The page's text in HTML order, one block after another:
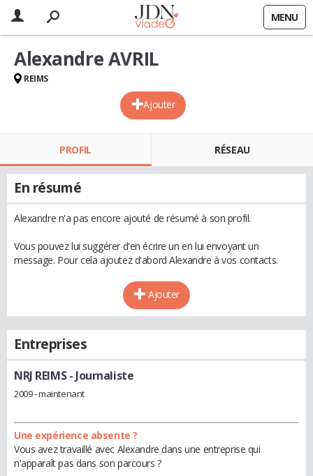
MENU
Ajouter
Alexandre AVRIL
REIMS
PROFIL RÉSEAU
En résumé
Alexandre n'a pas encore ajouté de résumé à son profil.
Vous pouvez lui suggérer d'en écrire un en lui envoyant un
message. Pour cela ajoutez d'abord Alexandre à vos contacts.
Ajouter
Entreprises
NRJ REIMS- Journaliste
2009 - maintenant
Une expérience absente ?
Vous avez travaillé avec Alexandre dans une entreprise qui
n'apparaît pas dans son parcours ?